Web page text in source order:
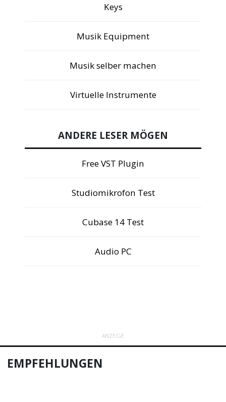
Keys
Musik Equipment
Musik selber machen
Virtuelle Instrumente
ANDERE LESER MÖGEN
Free VST Plugin
Studiomikrofon Test
Cubase 14 Test
Audio PC
ANZEIGE
EMPFEHLUNGEN